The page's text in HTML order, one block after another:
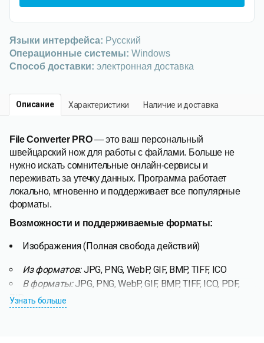
Языки интерфейса: Русский
Операционные системы: Windows
Способ доставки: электронная доставка
Описание Характеристики Наличие и доставка
File Converter PRO— это ваш персональный
швейцарский нож для работы с файлами. Больше не
нужно искать сомнительные онлайн-сервиcы и
переживать за утечку данных. Программа работает
локально, мгновенно и поддерживает все популярные
форматы.
Возможности и поддерживаемые форматы:
Изображения (Полная свобода действий)
Из форматов:JPG, PNG, WebP, GIF, BMP, TIFF, ICO
В форматы:JPG, PNG, WebP, GIF, BMP, TIFF, ICO, PDF,
ZIP
Узнать больше